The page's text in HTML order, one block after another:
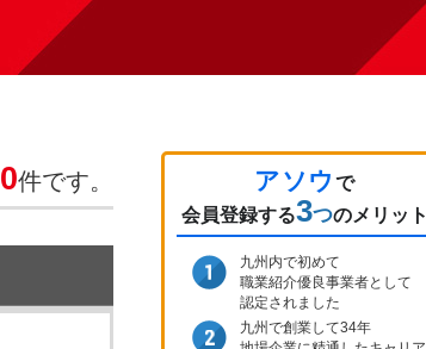
0件です。 アソウ で
会員登録する3つのメリット
九州内で初めて
職業紹介優良事業者として
認定されました
九州で創業して34年